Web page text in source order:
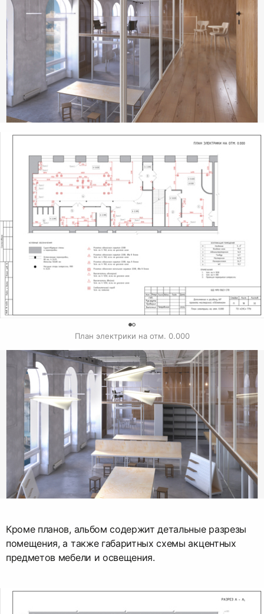
План электрики на отм. 0.000
Кроме планов, альбом содержит детальные разрезы
помещения, а также габаритных схемы акцентных
предметов мебели и освещения.